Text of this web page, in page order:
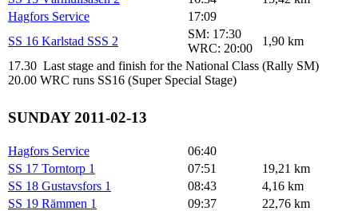
Hagfors Service
17:09
SS 16 Karlstad SSS 2
SM: 17:30
WRC: 20:00
1,90 km
17.30 Last stage and finish for the National Class (Rally SM)
20.00 WRC runs SS16 (Super Special Stage)
SUNDAY 2011-02-13
Hagfors Service
06:40
SS 17 Torntorp 1
07:51
19,21 km
SS 18 Gustavsfors 1
08:43
4,16 km
SS 19 Rämmen 1
09:37
22,76 km